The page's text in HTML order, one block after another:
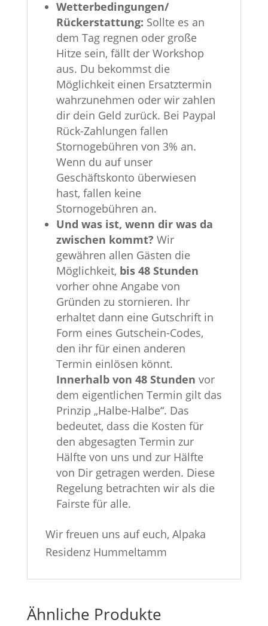
Wetterbedingungen/
Rückerstattung: Sollte es an
dem Tag regnen oder große
Hitze sein, fällt der Workshop
aus. Du bekommst die
Möglichkeit einen Ersatztermin
wahrzunehmen oder wir zahlen
dir dein Geld zurück. Bei Paypal
Rück-Zahlungen fallen
Stornogebühren von 3% an.
Wenn du auf unser
Geschäftskonto überwiesen
hast, fallen keine
Stornogebühren an.
Und was ist, wenn dir was da
zwischen kommt? Wir
gewähren allen Gästen die
Möglichkeit, bis 48 Stunden
vorher ohne Angabe von
Gründen zu stornieren. Ihr
erhaltet dann eine Gutschrift in
Form eines Gutschein-Codes,
den ihr für einen anderen
Termin einlösen könnt.
Innerhalb von 48 Stunden vor
dem eigentlichen Termin gilt das
Prinzip „Halbe-Halbe“. Das
bedeutet, dass die Kosten für
den abgesagten Termin zur
Hälfte von uns und zur Hälfte
von Dir getragen werden. Diese
Regelung betrachten wir als die
Fairste für alle.
Wir freuen uns auf euch, Alpaka
Residenz Hummeltamm
Ähnliche Produkte